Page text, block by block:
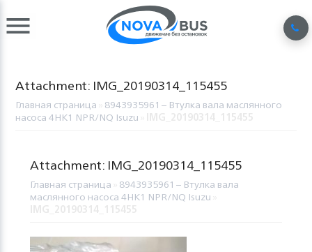
Attachment: IMG_20190314_115455
Главная страница 8943935961 – Втулка вала маслянного
насоса 4HK1 NPR/NQ Isuzu
Attachment: IMG_20190314_115455
Главная страница 8943935961 – Втулка вала
маслянного насоса 4HK1 NPR/NQ Isuzu